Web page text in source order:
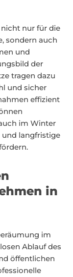
nur für die
sondern auch
und
der
tragen dazu
und sicher
effizient
im Winter
und langfristige
in
im
Ablauf des
öffentlichen